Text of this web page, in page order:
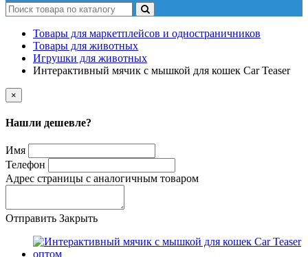
Товары для маркетплейсов и одностраничников
Товары для животных
Игрушки для животных
Интерактивный мячик с мышкой для кошек Car Teaser
×
Нашли дешевле?
Имя
Телефон
Адрес страницы с аналогичным товаром
Отправить Закрыть